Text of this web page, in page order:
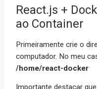
React.js +
ao Container
Primeiramente crie o
computador. No meu
/home/react-docker
Importante destacar